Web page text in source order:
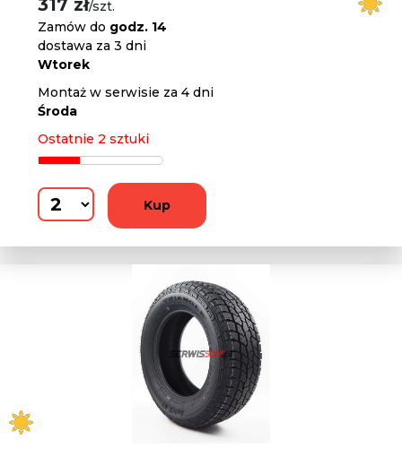
317 zł/szt.
Zamów do godz. 14
dostawa za 3 dni
Wtorek
Montaż w serwisie za 4 dni
Środa
Ostatnie 2 sztuki
Kup